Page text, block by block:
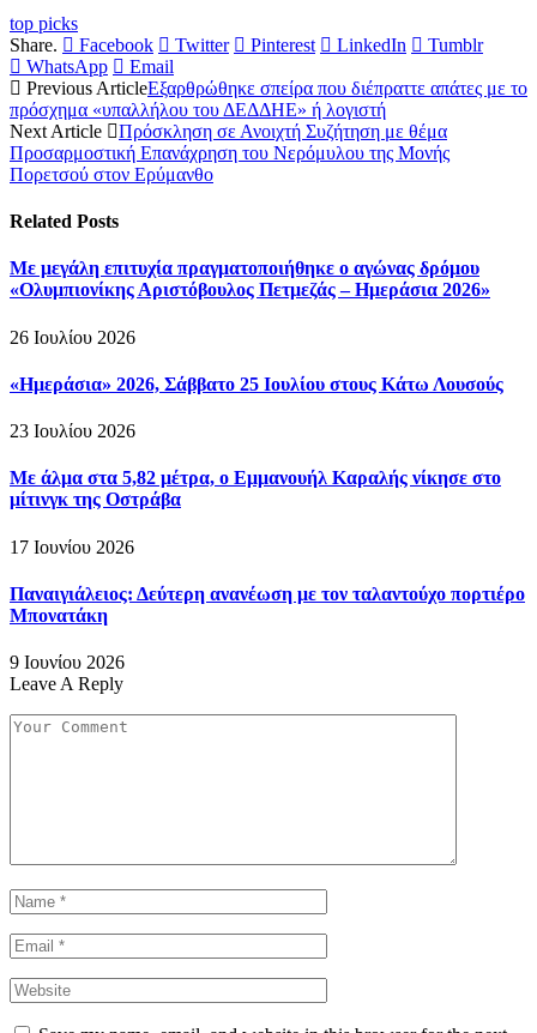
top picks
Share.
Facebook Twitter Pinterest LinkedIn
Tumblr
WhatsApp
Email
Previous ArticleΕξαρθρώθηκε σπείρα που διέπραττε απάτες με το
πρόσχημα «υπαλλήλου του ΔΕΔΔΗΕ» ή λογιστή
Next Article
Πρόσκληση σε Ανοιχτή Συζήτηση με θέμα
Προσαρμοστική Επανάχρηση του Νερόμυλου της Μονής
Πορετσού στον Ερύμανθο
Related Posts
Με μεγάλη επιτυχία πραγματοποιήθηκε ο αγώνας δρόμου
«Ολυμπιονίκης Αριστόβουλος Πετμεζάς – Ημεράσια 2026»
26 Ιουλίου 2026
«Ημεράσια» 2026, Σάββατο 25 Ιουλίου στους Κάτω Λουσούς
23 Ιουλίου 2026
Με άλμα στα 5,82 μέτρα, ο Εμμανουήλ Καραλής νίκησε στο
μίτινγκ της Οστράβα
17 Ιουνίου 2026
Παναιγιάλειος: Δεύτερη ανανέωση με τον ταλαντούχο πορτιέρο
Μπονατάκη
9 Ιουνίου 2026
Leave A Reply